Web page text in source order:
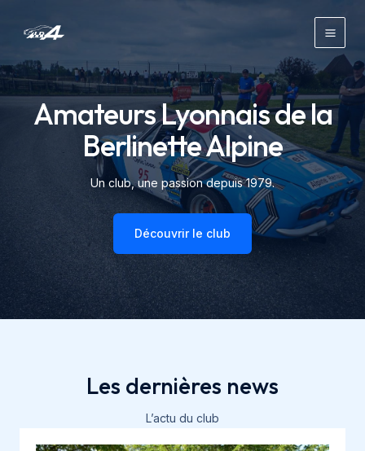
Main
Amateurs Lyonnais de la
Berlinette Alpine
Un club, une passion depuis 1979.
Découvrir le club
Les dernières news
L’actu du club